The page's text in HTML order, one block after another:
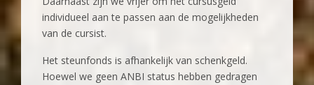
individueel aan te passen aan de mogelijkheden
van de cursist.
Het steunfonds is afhankelijk van schenkgeld.
Hoewel we geen ANBI status hebben gedragen